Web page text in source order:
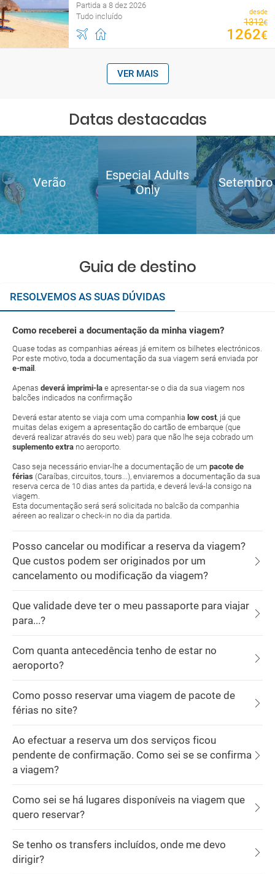
Partida a 8 dez 2026
Tudo incluído
desde
1312€
1262€
VER MAIS
Datas destacadas
Verão
Especial Adults
Only
Setembro
Guia de destino
RESOLVEMOS AS SUAS DÚVIDAS
Como receberei a documentação da minha viagem?
Quase todas as companhias aéreas já emitem os bilhetes electrónicos.
Por este motivo, toda a documentação da sua viagem será enviada por
e-mail .
Apenas deverá imprimi-la e apresentar-se o dia da sua viagem nos
balcões indicados na confirmação
Deverá estar atento se viaja com uma companhia low cost, já que
muitas delas exigem a apresentação do cartão de embarque (que
deverá realizar através do seu web) para que não lhe seja cobrado um
suplemento extra no aeroporto.
Caso seja necessário enviar-lhe a documentação de um pacote de
férias (Caraíbas, circuitos, tours...), enviaremos a documentação da sua
reserva cerca de 10 dias antes da partida, e deverá levá-la consigo na
viagem.
Esta documentação será será solicitada no balcão da companhia
aéreen ao realizar o check-in no dia da partida.
Posso cancelar ou modificar a reserva da viagem?
Que custos podem ser originados por um
cancelamento ou modificação da viagem?
Que validade deve ter o meu passaporte para viajar
para...?
Com quanta antecedência tenho de estar no
aeroporto?
Como posso reservar uma viagem de pacote de
férias no site?
Ao efectuar a reserva um dos serviços ficou
pendente de confirmação. Como sei se se confirma
a viagem?
Como sei se há lugares disponíveis na viagem que
quero reservar?
Se tenho os transfers incluídos, onde me devo
dirigir?